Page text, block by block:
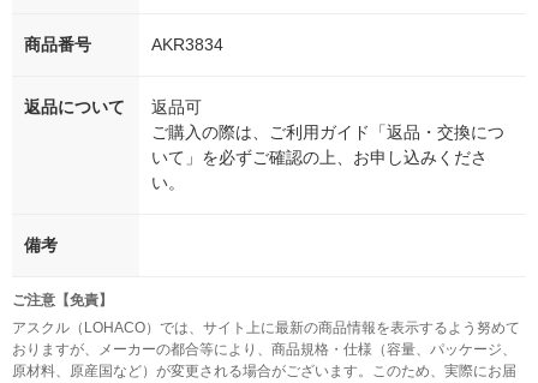
商品番号 AKR3834
返品について
返品可
ご購入の際は、ご利用ガイド「返品・交換につ
いて」を必ずご確認の上、お申し込みくださ
い。
備考
ご注意【免責】
アスクル（LOHACO）では、サイト上に最新の商品情報を表示するよう努めて
おりますが、メーカーの都合等により、商品規格・仕様（容量、パッケージ、
原材料、原産国など）が変更される場合がございます。このため、実際にお届